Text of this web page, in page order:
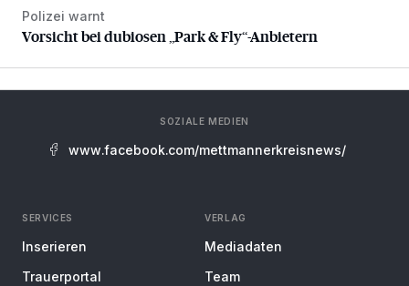
Vorsicht bei dubiosen „Park & Fly“-Anbietern
Polizei warnt
Vorsicht bei dubiosen „Park & Fly“-Anbietern
SOZIALE MEDIEN
www.facebook.com/mettmannerkreisnews/
SERVICES
Inserieren
Trauerportal
VERLAG
Mediadaten
Team